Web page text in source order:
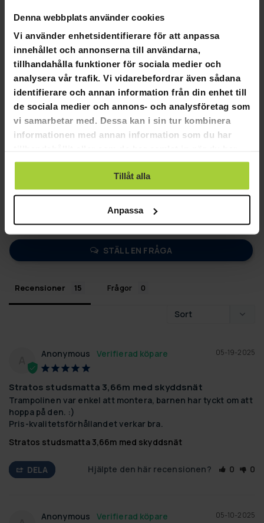
Denna webbplats använder cookies
Vi använder enhetsidentifierare för att anpassa
innehållet och annonserna till användarna,
tillhandahålla funktioner för sociala medier och
analysera vår trafik. Vi vidarebefordrar även sådana
identifierare och annan information från din enhet till
de sociala medier och annons- och analysföretag som
vi samarbetar med. Dessa kan i sin tur kombinera
informationen med annan information som du har
använt deras tjänster.
Tillåt alla
Anpassa
Höjd: 170 mm
Bredd: 400 mm
4,8 Baserat på 15 recensioner
12
0
0
SKRIV EN RECENSION
STÄLL EN FRÅGA
Recensioner Frågor
05-19-2025
Anonymous
Stratos studsmatta 3,66m med skyddsnät
Trampolinen var enkel att montera, barnen har tyckt om att
hoppa på den. :)
Pris-kvalitetsförhållandet verkar bra.
Stratos studsmatta 3,66m med skyddsnät
DELA Hjälpte den här recensionen? 0 0
05-10-2025
Anonymous